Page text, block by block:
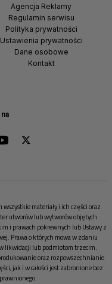
Agencja Reklamy
Regulamin serwisu
Polityka prywatności
Ustawienia prywatności
Dane osobowe
Kontakt
materiały i ich części oraz
utworów lub wytworów objętych
i prawach pokrewnych lub Ustawy z
Prawa o których mowa w zdaniu
likwidacji lub podmiotom trzecim.
oraz rozpowszechnianie
jak i w całości jest zabronione bez